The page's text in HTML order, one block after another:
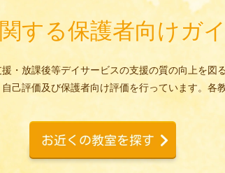
する保護者向けガ
・放課後等デイサービスの支援の質の向上を図
己評価及び保護者向け評価を行っています。各